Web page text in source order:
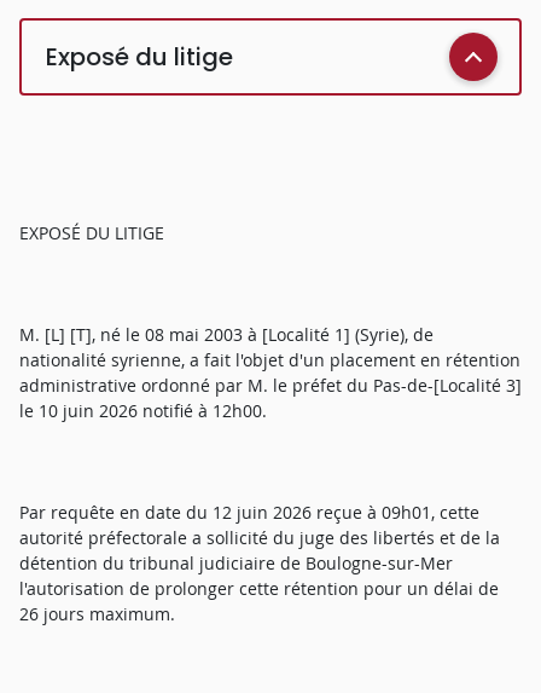
Exposé du litige
EXPOSÉ DU LITIGE
M. [L] [T], né le 08 mai 2003 à [Localité 1] (Syrie), de
nationalité syrienne, a fait l'objet d'un placement en rétention
administrative ordonné par M. le préfet du Pas-de-[Localité 3]
le 10 juin 2026 notifié à 12h00.
Par requête en date du 12 juin 2026 reçue à 09h01, cette
autorité préfectorale a sollicité du juge des libertés et de la
détention du tribunal judiciaire de Boulogne-sur-Mer
l'autorisation de prolonger cette rétention pour un délai de
26 jours maximum.